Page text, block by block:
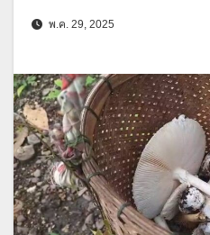
พ.ค. 29, 2025